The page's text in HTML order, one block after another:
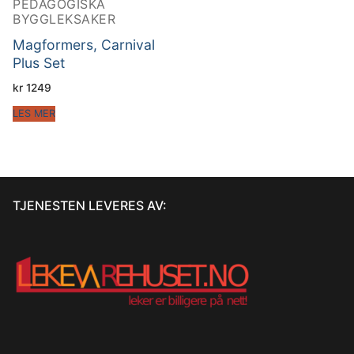
PEDAGOGISKA
BYGGLEKSAKER
Magformers, Carnival
Plus Set
kr 1249
LES MER
TJENESTEN LEVERES AV: